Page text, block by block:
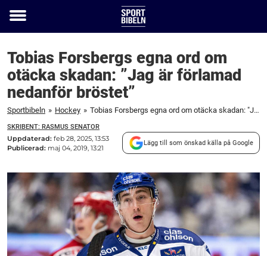
Toggle
Tobias Forsbergs egna ord om
otäcka skadan: ”Jag är förlamad
nedanför bröstet”
Sportbibeln » Hockey » Tobias Forsbergs egna ord om otäcka skadan: "Jag är förlamad nedanför bröstet"
SKRIBENT: RASMUS SENATOR
Uppdaterad: feb 28, 2025, 13:53
Publicerad: maj 04, 2019, 13:21
Lägg till som önskad källa på Google